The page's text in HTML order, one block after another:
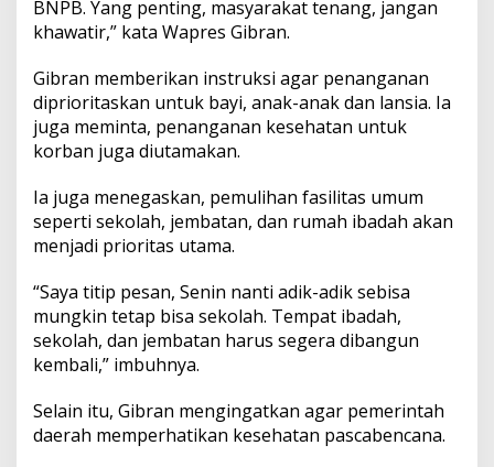
BNPB. Yang penting, masyarakat tenang, jangan
khawatir,” kata Wapres Gibran.
Gibran memberikan instruksi agar penanganan
diprioritaskan untuk bayi, anak-anak dan lansia. Ia
juga meminta, penanganan kesehatan untuk
korban juga diutamakan.
Ia juga menegaskan, pemulihan fasilitas umum
seperti sekolah, jembatan, dan rumah ibadah akan
menjadi prioritas utama.
“Saya titip pesan, Senin nanti adik-adik sebisa
mungkin tetap bisa sekolah. Tempat ibadah,
sekolah, dan jembatan harus segera dibangun
kembali,” imbuhnya.
Selain itu, Gibran mengingatkan agar pemerintah
daerah memperhatikan kesehatan pascabencana.